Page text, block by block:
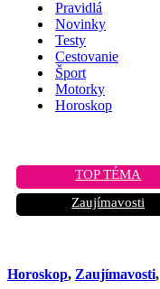
Pravidlá
Novinky
Testy
Cestovanie
Šport
Motorky
Horoskop
TOP TÉMA
Zaujímavosti
Horoskop, Zaujímavosti,